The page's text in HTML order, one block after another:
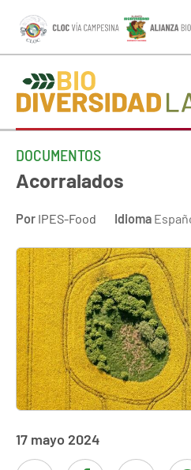
DOCUMENTOS
Acorralados
Por IPES-Food Idioma
17 mayo 2024